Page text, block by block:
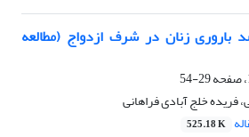
زنان در شرف ازدواج (مطالعه
29-54
فریده خلج آبادی فراهانی
525.18 K